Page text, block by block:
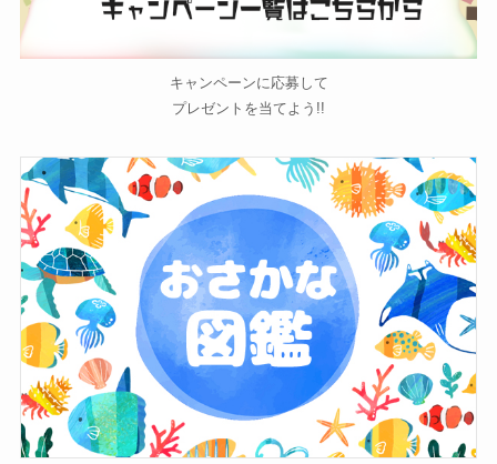
キャンペーンに応募して
プレゼントを当てよう!!